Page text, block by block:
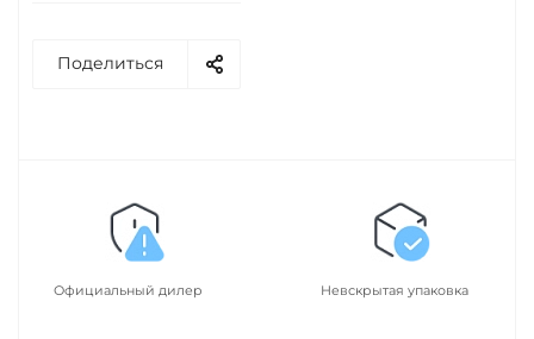
Поделиться
Официальный дилер Невскрытая упаковка